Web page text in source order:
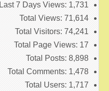
Last 7 Days Views: 1,731
Total Views: 71,614
Total Visitors: 74,241
Total Page Views: 17
Total Posts: 8,898
Total Comments: 1,478
Total Users: 1,717